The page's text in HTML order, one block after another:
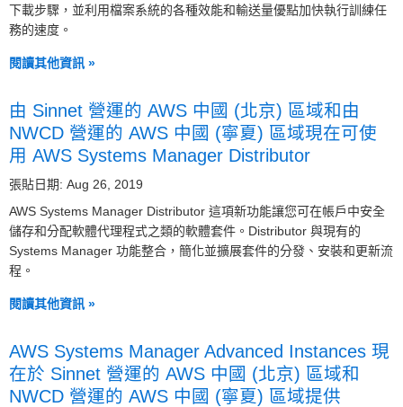
下載步驟，並利用檔案系統的各種效能和輸送量優點加快執行訓練任
務的速度。
閱讀其他資訊 »
由 Sinnet 營運的 AWS 中國 (北京) 區域和由
NWCD 營運的 AWS 中國 (寧夏) 區域現在可使
用 AWS Systems Manager Distributor
張貼日期: Aug 26, 2019
AWS Systems Manager Distributor 這項新功能讓您可在帳戶中安全
儲存和分配軟體代理程式之類的軟體套件。Distributor 與現有的
Systems Manager 功能整合，簡化並擴展套件的分發、安裝和更新流
程。
閱讀其他資訊 »
AWS Systems Manager Advanced Instances 現
在於 Sinnet 營運的 AWS 中國 (北京) 區域和
NWCD 營運的 AWS 中國 (寧夏) 區域提供